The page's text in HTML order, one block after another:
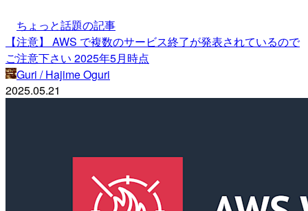
ちょっと話題の記事
【注意】 AWS で複数のサービス終了が発表されているので
ご注意下さい 2025年5月時点
Guri / Hajime Oguri
2025.05.21